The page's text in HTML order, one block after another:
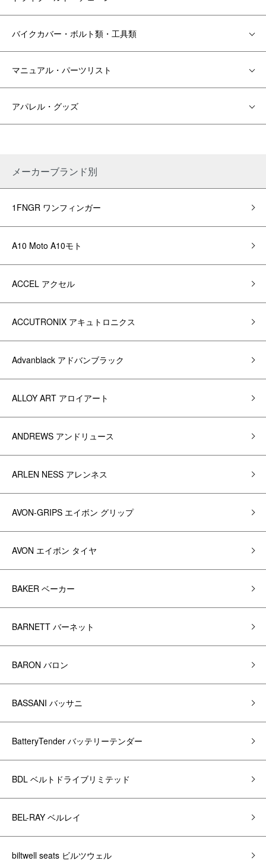
バイクカバー・ボルト類・工具類
マニュアル・パーツリスト
アパレル・グッズ
メーカーブランド別
1FNGR ワンフィンガー
A10 Moto A10モト
ACCEL アクセル
ACCUTRONIX アキュトロニクス
Advanblack アドバンブラック
ALLOY ART アロイアート
ANDREWS アンドリュース
ARLEN NESS アレンネス
AVON-GRIPS エイボン グリップ
AVON エイボン タイヤ
BAKER ベーカー
BARNETT バーネット
BARON バロン
BASSANI バッサニ
BatteryTender バッテリーテンダー
BDL ベルトドライブリミテッド
BEL-RAY ベルレイ
biltwell seats ビルツウェル